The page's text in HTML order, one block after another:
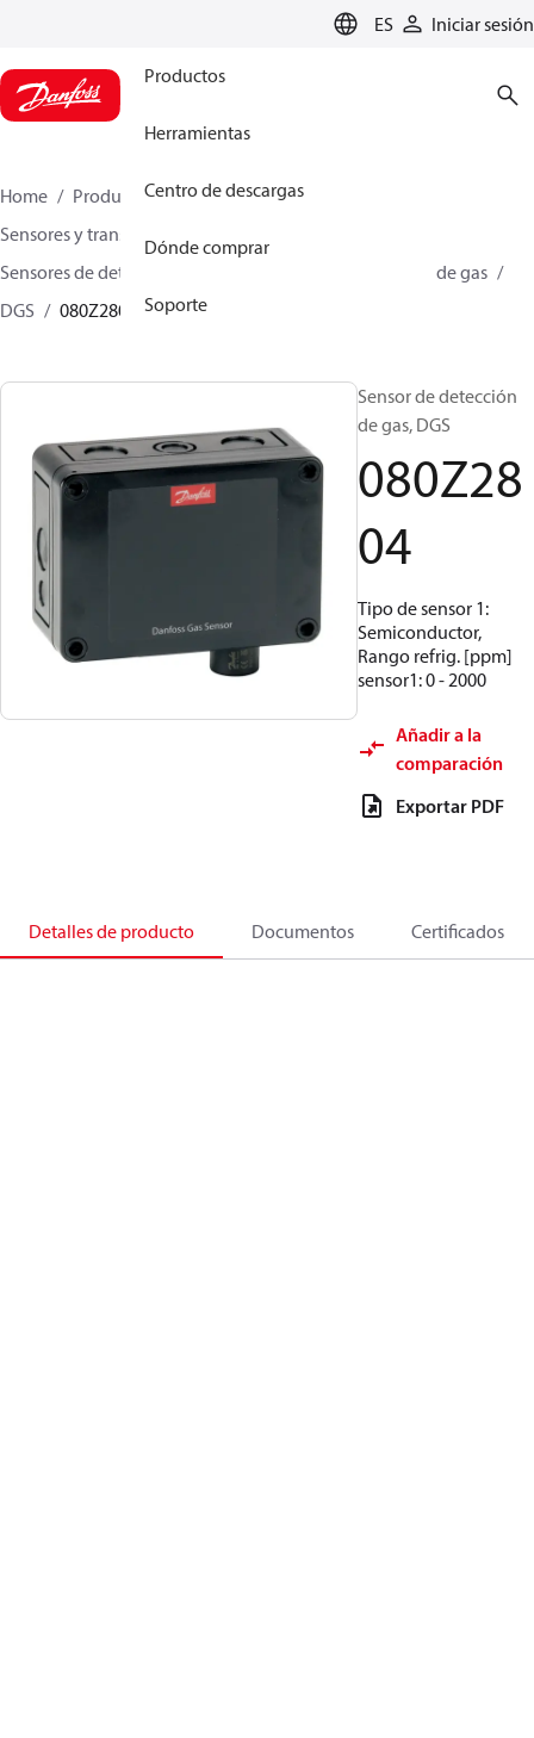
ES Iniciar sesión
Productos
Herramientas
Centro de descargas
Dónde comprar
Soporte
Home Productos
Climate Solutions for cooling
Sensores y transmisores
Sensores de detección de gas
Sensores de detección de gas
DGS
080Z2804
Sensor de detección
de gas, DGS
080Z28
04
Tipo de sensor 1:
Semiconductor,
Rango refrig. [ppm]
sensor1: 0 - 2000
Añadir a la
comparación
Exportar PDF
Detalles de producto Documentos Certificados